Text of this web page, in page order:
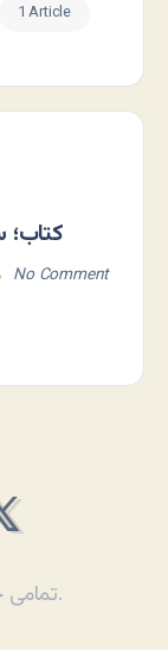
1 Article
No Comment
تمامی حقوق برای عصیان محفوظ است.